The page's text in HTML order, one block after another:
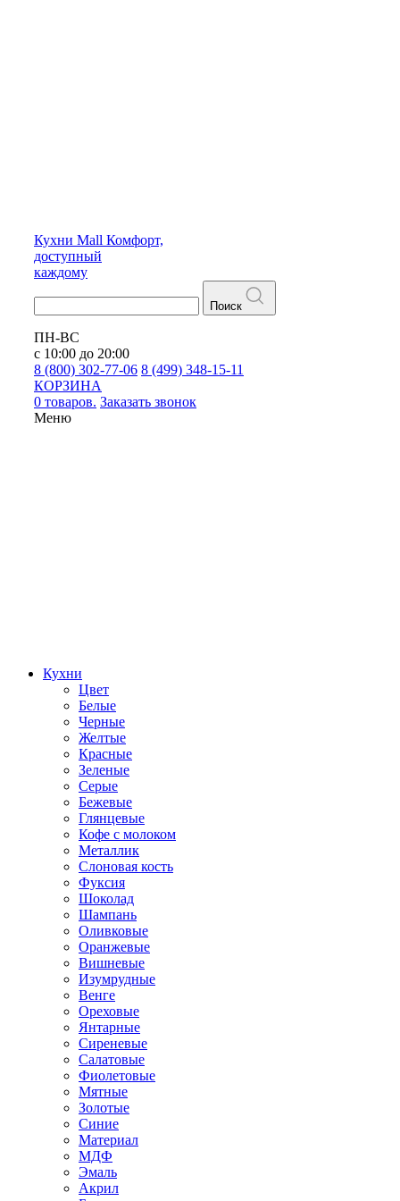
Кухни Mall Комфорт,
доступный
каждому
Поиск
ПН-ВС
с 10:00 до 20:00
8 (800) 302-77-06 8 (499) 348-15-11
КОРЗИНА
0 товаров. Заказать звонок
Меню
Кухни
Цвет
Белые
Черные
Желтые
Красные
Зеленые
Серые
Бежевые
Глянцевые
Кофе с молоком
Металлик
Слоновая кость
Фуксия
Шоколад
Шампань
Оливковые
Оранжевые
Вишневые
Изумрудные
Венге
Ореховые
Янтарные
Сиреневые
Салатовые
Фиолетовые
Мятные
Золотые
Синие
Материал
МДФ
Эмаль
Акрил